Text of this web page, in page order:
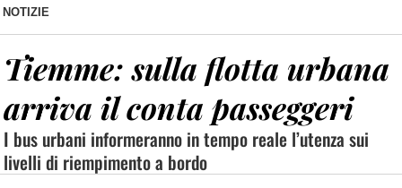
NOTIZIE
Tiemme: sulla flotta urbana
arriva il conta passeggeri
I bus urbani informeranno in tempo reale l’utenza sui
livelli di riempimento a bordo